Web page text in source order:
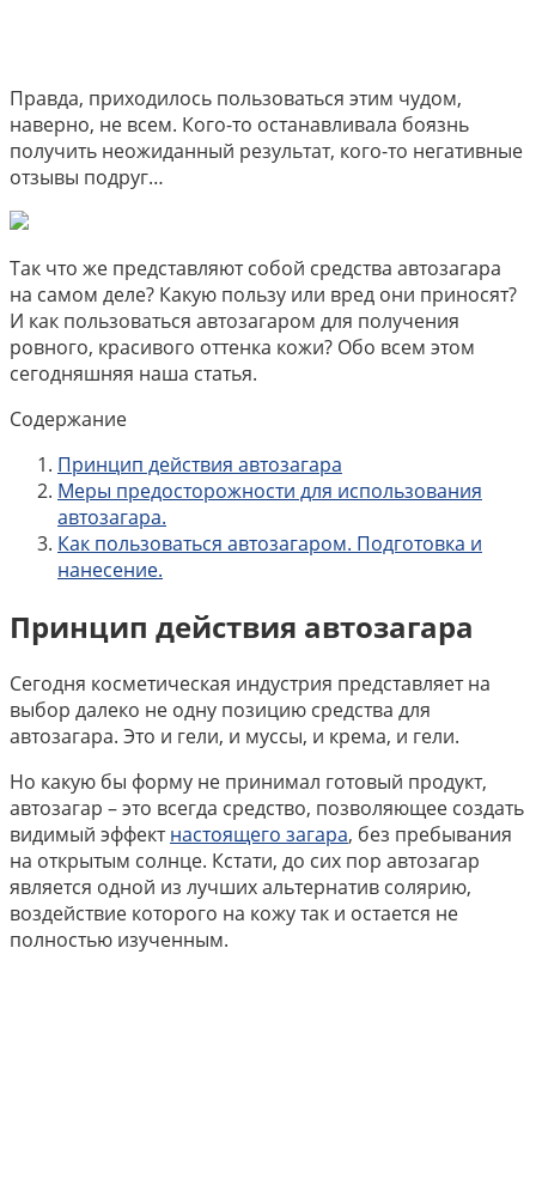
Правда, приходилось пользоваться этим чудом,
наверно, не всем. Кого-то останавливала боязнь
получить неожиданный результат, кого-то негативные
отзывы подруг…
Так что же представляют собой средства автозагара
на самом деле? Какую пользу или вред они приносят?
И как пользоваться автозагаром для получения
ровного, красивого оттенка кожи? Обо всем этом
сегодняшняя наша статья.
Содержание
Принцип действия автозагара
Меры предосторожности для использования
автозагара.
Как пользоваться автозагаром. Подготовка и
нанесение.
Принцип действия автозагара
Сегодня косметическая индустрия представляет на
выбор далеко не одну позицию средства для
автозагара. Это и гели, и муссы, и крема, и гели.
Но какую бы форму не принимал готовый продукт,
автозагар – это всегда средство, позволяющее создать
видимый эффектнастоящего загара, без пребывания
на открытым солнце. Кстати, до сих пор автозагар
является одной из лучших альтернатив солярию,
воздействие которого на кожу так и остается не
полностью изученным.